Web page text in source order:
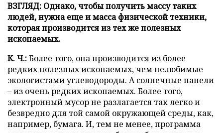
ВЗГЛЯД: Однако, чтобы получить массу таких
людей, нужна еще и масса физической техники,
которая производится из тех же полезных
ископаемых.
К. Ч.:Более того, она производится из более
редких полезных ископаемых, чем нелюбимые
экологистами углеводороды. А солнечные панели
– из очень редких ископаемых. Более того,
электронный мусор не разлагается так легко и
безвредно для той самой окружающей среды, как,
например, бумага. И, тем не менее, программа